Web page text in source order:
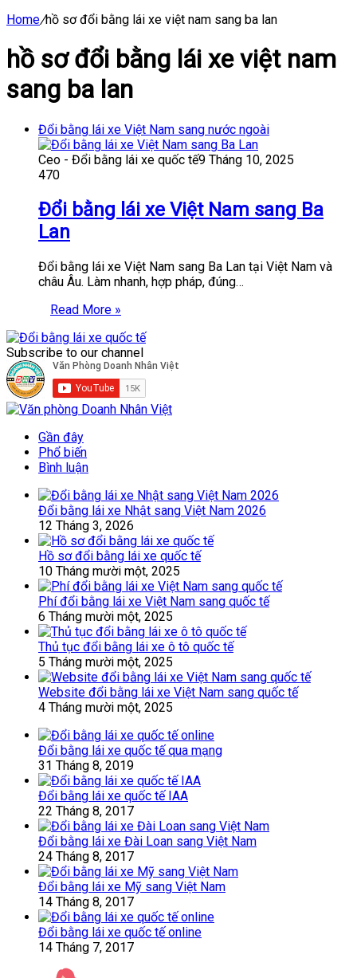
Home/hồ sơ đổi bằng lái xe việt nam sang ba lan
hồ sơ đổi bằng lái xe việt nam
sang ba lan
Đổi bằng lái xe Việt Nam sang nước ngoài
Ceo - Đổi bằng lái xe quốc tế9 Tháng 10, 2025
470
Đổi bằng lái xe Việt Nam sang Ba
Lan
Đổi bằng lái xe Việt Nam sang Ba Lan tại Việt Nam và
châu Âu. Làm nhanh, hợp pháp, đúng…
Read More »
Subscribe to our channel
Gần đây
Phổ biến
Bình luận
Đổi bằng lái xe Nhật sang Việt Nam 2026
12 Tháng 3, 2026
Hồ sơ đổi bằng lái xe quốc tế
10 Tháng mười một, 2025
Phí đổi bằng lái xe Việt Nam sang quốc tế
6 Tháng mười một, 2025
Thủ tục đổi bằng lái xe ô tô quốc tế
5 Tháng mười một, 2025
Website đổi bằng lái xe Việt Nam sang quốc tế
4 Tháng mười một, 2025
Đổi bằng lái xe quốc tế qua mạng
31 Tháng 8, 2019
Đổi bằng lái xe quốc tế IAA
22 Tháng 8, 2017
Đổi bằng lái xe Đài Loan sang Việt Nam
24 Tháng 8, 2017
Đổi bằng lái xe Mỹ sang Việt Nam
14 Tháng 8, 2017
Đổi bằng lái xe quốc tế online
14 Tháng 7, 2017